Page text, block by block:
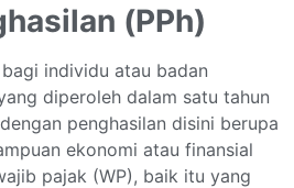
(PPh)
individu atau badan
diperoleh dalam satu tahun
penghasilan disini berupa
ekonomi atau finansial
pajak (WP), baik itu yang